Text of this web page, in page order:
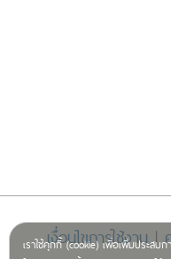
เราใช้คุกกี้ (cookie) เพื่อเพิ่มประส
เงื่อนไขการใช้งาน|